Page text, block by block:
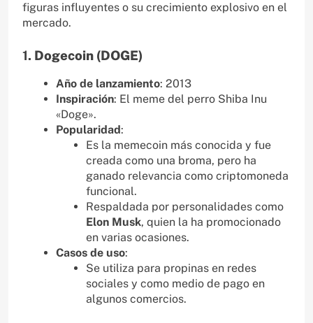
figuras influyentes o su crecimiento explosivo en el
mercado.
1. Dogecoin (DOGE)
Año de lanzamiento: 2013
Inspiración: El meme del perro Shiba Inu
«Doge».
Popularidad:
Es la memecoin más conocida y fue
creada como una broma, pero ha
ganado relevancia como criptomoneda
funcional.
Respaldada por personalidades como
Elon Musk, quien la ha promocionado
en varias ocasiones.
Casos de uso:
Se utiliza para propinas en redes
sociales y como medio de pago en
algunos comercios.